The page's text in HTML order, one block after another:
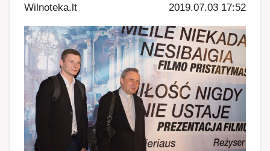
Wilnoteka.lt 2019.07.03 17:52